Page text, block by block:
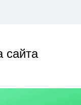
сайта